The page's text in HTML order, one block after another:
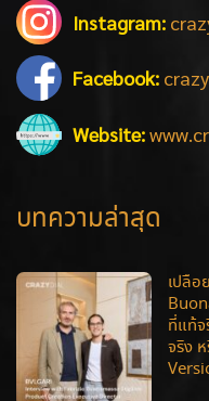
Instagram:
Facebook:
Website:
บทความล่าสุด
เปลื
ที่แท้จ
จริง